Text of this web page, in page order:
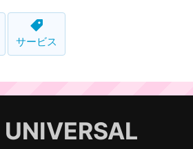
サービス
UNIVERSAL